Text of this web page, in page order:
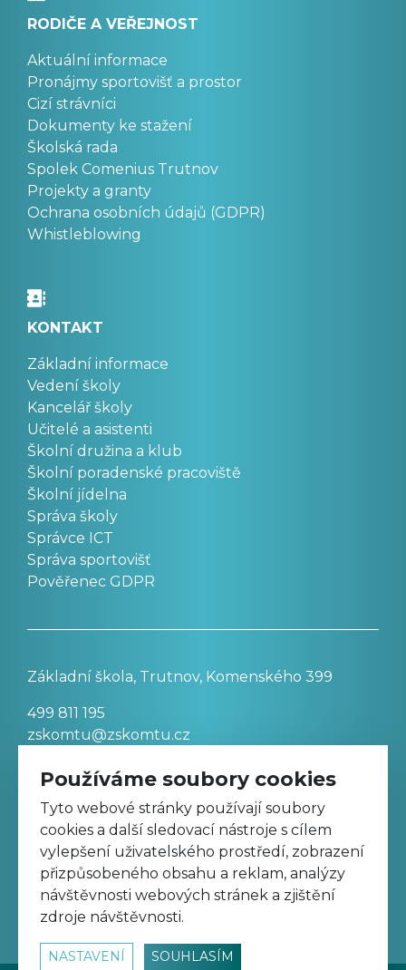
RODIČE A VEŘEJNOST
Aktuální informace
Pronájmy sportovišť a prostor
Cizí strávníci
Dokumenty ke stažení
Školská rada
Spolek Comenius Trutnov
Projekty a granty
Ochrana osobních údajů (GDPR)
Whistleblowing
KONTAKT
Základní informace
Vedení školy
Kancelář školy
Učitelé a asistenti
Školní družina a klub
Školní poradenské pracoviště
Školní jídelna
Správa školy
Správce ICT
Správa sportovišť
Pověřenec GDPR
Základní škola, Trutnov, Komenského 399
499 811 195
zskomtu@zskomtu.cz
Prohlášení o přístupnosti stránek
Nastavení cookies
Sledujte nás na Facebooku
Používáme soubory cookies
Tyto webové stránky používají soubory
cookies a další sledovací nástroje s cílem
vylepšení uživatelského prostředí, zobrazení
přizpůsobeného obsahu a reklam, analýzy
návštěvnosti webových stránek a zjištění
zdroje návštěvnosti.
NASTAVENÍ SOUHLASÍM